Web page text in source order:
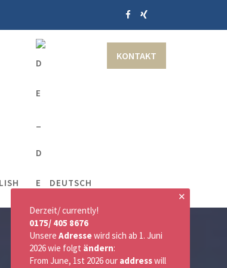
KONTAKT
DEUTSCH
✕
Derzeit/ currently!
0175/ 405 8676
Unsere Adressewird sich ab 1. Juni
2026 wie folgt ändern:
From June, 1st 2026 our addresswill